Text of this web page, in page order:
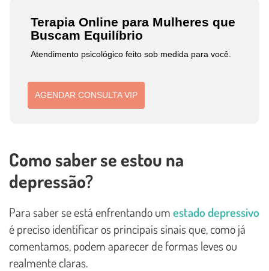
Terapia Online para Mulheres que
Buscam Equilíbrio
Atendimento psicológico feito sob medida para você.
AGENDAR CONSULTA VIP
Como saber se estou na
depressão?
Para saber se está enfrentando umestado depressivo
é preciso identificar os principais sinais que, como já
comentamos, podem aparecer de formas leves ou
realmente claras.